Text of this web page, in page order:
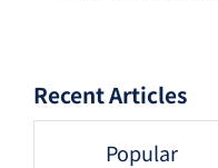
Recent Articles
Popular